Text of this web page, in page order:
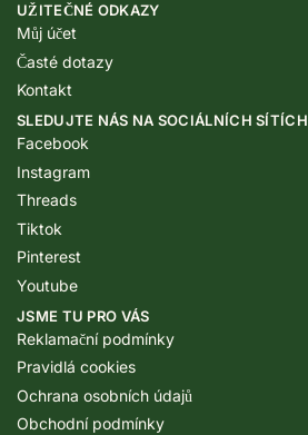
UŽITEČNÉ ODKAZY
Můj účet
Časté dotazy
Kontakt
SLEDUJTE NÁS NA SOCIÁLNÍCH SÍTÍCH
Facebook
Instagram
Threads
Tiktok
Pinterest
Youtube
JSME TU PRO VÁS
Reklamační podmínky
Pravidlá cookies
Ochrana osobních údajů
Obchodní podmínky